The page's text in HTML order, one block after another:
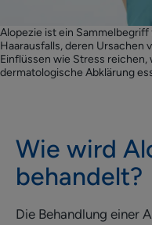
Alopezie ist ein
Haarausfalls, deren Ursachen
Einflüssen wie Stress
dermatologische Abklärung
Wie wird
behandelt?
Die Behandlung einer